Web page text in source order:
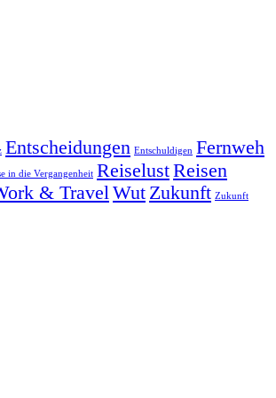
Entscheidungen Entschuldigen Fernweh
in die Vergangenheit ReiselustReisen
& TravelWut Zukunft Zukunft